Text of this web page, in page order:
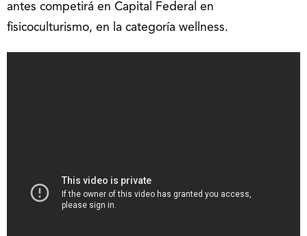
antes competirá en Capital Federal en
fisicoculturismo, en la categoría wellness.